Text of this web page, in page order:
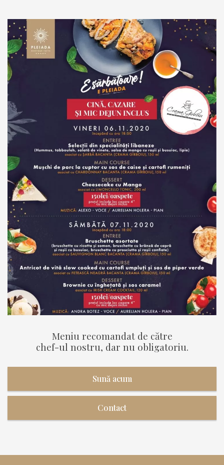
Meniu recomandat de către
chef-ul nostru, dar nu obligatoriu.
Sună acum
Contact